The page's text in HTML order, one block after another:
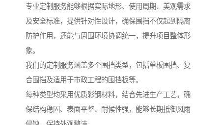
专业定制服务能够根据实际地形、使用周期、美观需求
及安全标准，提供针对性设计，确保围挡不仅起到隔离
防护作用，还能与周围环境协调统一，提升项目整体形
象。
我们的定制服务涵盖多个围挡类型，包括单板围挡、复
合围挡及适用于市政工程的围挡板等。
每种类型均采用优质彩钢材料，结合先进生产工艺，确
保结构稳固、表面平整、耐候性强，能够长期抵御风雨